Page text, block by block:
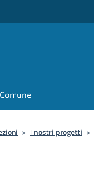
> I nostri progetti >